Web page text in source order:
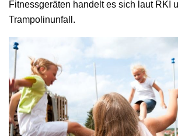
Fitnessgeräten handelt es sich laut RKI
Trampolinunfall.